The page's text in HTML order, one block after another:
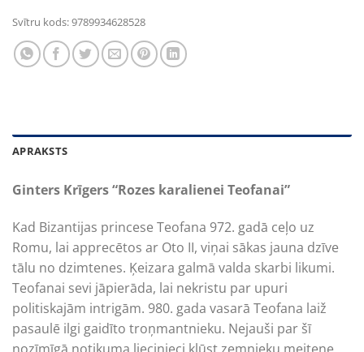
Svītru kods:9789934628528
APRAKSTS
Ginters Krīgers “Rozes karalienei Teofanai”
Kad Bizantijas princese Teofana 972. gadā ceļo uz
Romu, lai apprecētos ar Oto II, viņai sākas jauna dzīve
tālu no dzimtenes. Ķeizara galmā valda skarbi likumi.
Teofanai sevi jāpierāda, lai nekristu par upuri
politiskajām intrigām. 980. gada vasarā Teofana laiž
pasaulē ilgi gaidīto troņmantnieku. Nejauši par šī